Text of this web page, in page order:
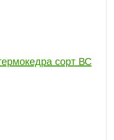
сорт ВС